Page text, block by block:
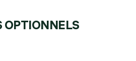
OPTIONNELS